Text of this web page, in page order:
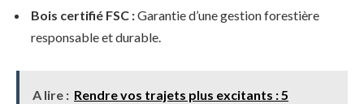
Bois certifié FSC :Garantie d’une gestion forestière
responsable et durable.
A lire : Rendre vos trajets plus excitants : 5